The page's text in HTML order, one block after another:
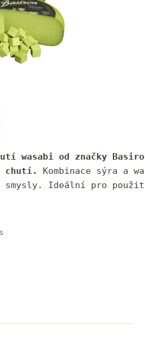
wasabi od značky
chutí.
Kombinace sýra a
smysly. Ideální pro